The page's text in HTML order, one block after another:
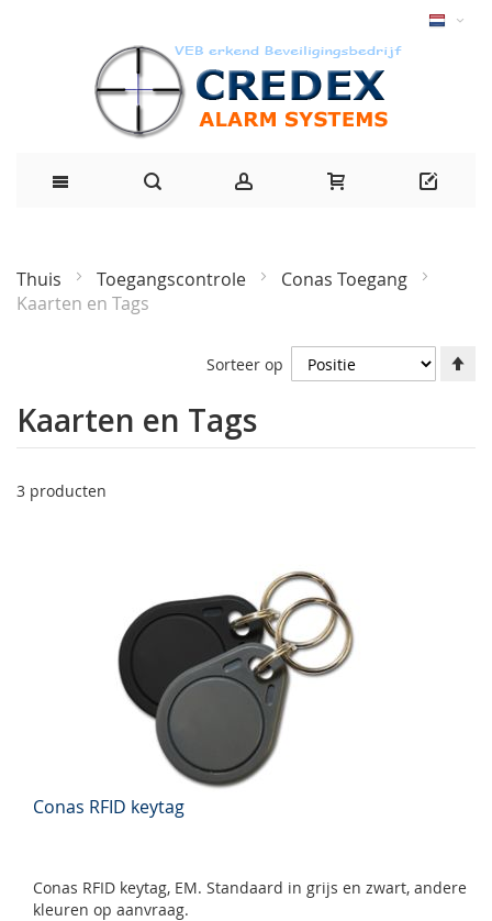
Thuis Toegangscontrole
Conas Toegang
Kaarten en Tags
Kaarten en Tags
3 producten
Sorteer op
Conas RFID keytag
Conas RFID keytag, EM. Standaard in grijs en zwart, andere
kleuren op aanvraag.